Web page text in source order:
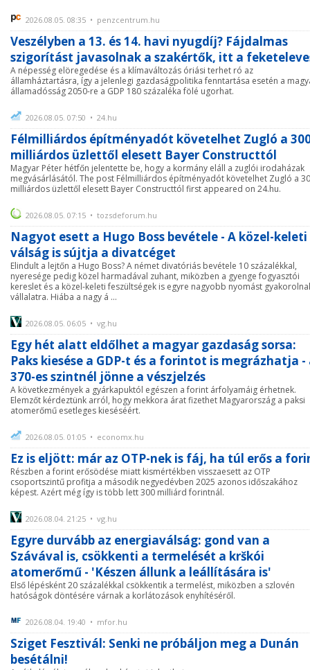
2026.08.05. 08:35 • penzcentrum.hu
Veszélyben a 13. és 14. havi nyugdíj? Fájdalmas
szigorítást javasolnak a szakértők, itt a
A népesség elöregedése és a klímaváltozás óriási terhet ró az
államháztartásra, így a jelenlegi gazdaságpolitika fenntartása esetén a
államadósság 2050-re a GDP 180 százaléka fölé ugorhat.
2026.08.05. 07:50 • 24.hu
Félmilliárdos építményadót követelhet Zugló a
milliárdos üzlettől elesett Bayer Constructtól
Magyar Péter hétfőn jelentette be, hogy a kormány eláll a zuglói irodaházak
megvásárlásától. The post Félmilliárdos építményadót követelhet Zugló a
milliárdos üzlettől elesett Bayer Constructtól first appeared on 24.hu.
2026.08.05. 07:15 • tozsdeforum.hu
Nagyot esett a Hugo Boss bevétele - A közel-keleti
válság is sújtja a divatcéget
Elindult a lejtőn a Hugo Boss? A német divatóriás bevétele 10 százalékkal,
nyeresége pedig közel harmadával zuhant, miközben a gyenge fogyasztói
kereslet és a közel-keleti feszültségek is egyre nagyobb nyomást
vállalatra. Hiába a nagy á ...
2026.08.05. 06:05 • vg.hu
Egy hét alatt eldőlhet a magyar gazdaság sorsa:
Paks kiesése a GDP-t és a forintot is megrázhatja -
370-es szintnél jönne a vészjelzés
A következmények a gyárkapuktól egészen a forint árfolyamáig érhetnek.
Elemzőt kérdeztünk arról, hogy mekkora árat fizethet Magyarország a paksi
atomerőmű esetleges kieséséért.
2026.08.05. 01:05 • economx.hu
Ez is eljött: már az OTP-nek is fáj, ha túl erős a
Részben a forint erősödése miatt kismértékben visszaesett az OTP
csoportszintű profitja a második negyedévben 2025 azonos időszakához
képest. Azért még így is több lett 300 milliárd forintnál.
2026.08.04. 21:25 • vg.hu
Egyre durvább az energiaválság: gond van a
Szávával is, csökkenti a termelését a krškói
atomerőmű - 'Készen állunk a leállítására is'
Első lépésként 20 százalékkal csökkentik a termelést, miközben a szlovén
hatóságok döntésére várnak a korlátozások enyhítéséről.
2026.08.04. 19:40 • mfor.hu
Sziget Fesztivál: Senki ne próbáljon meg a Dunán
besétálni!